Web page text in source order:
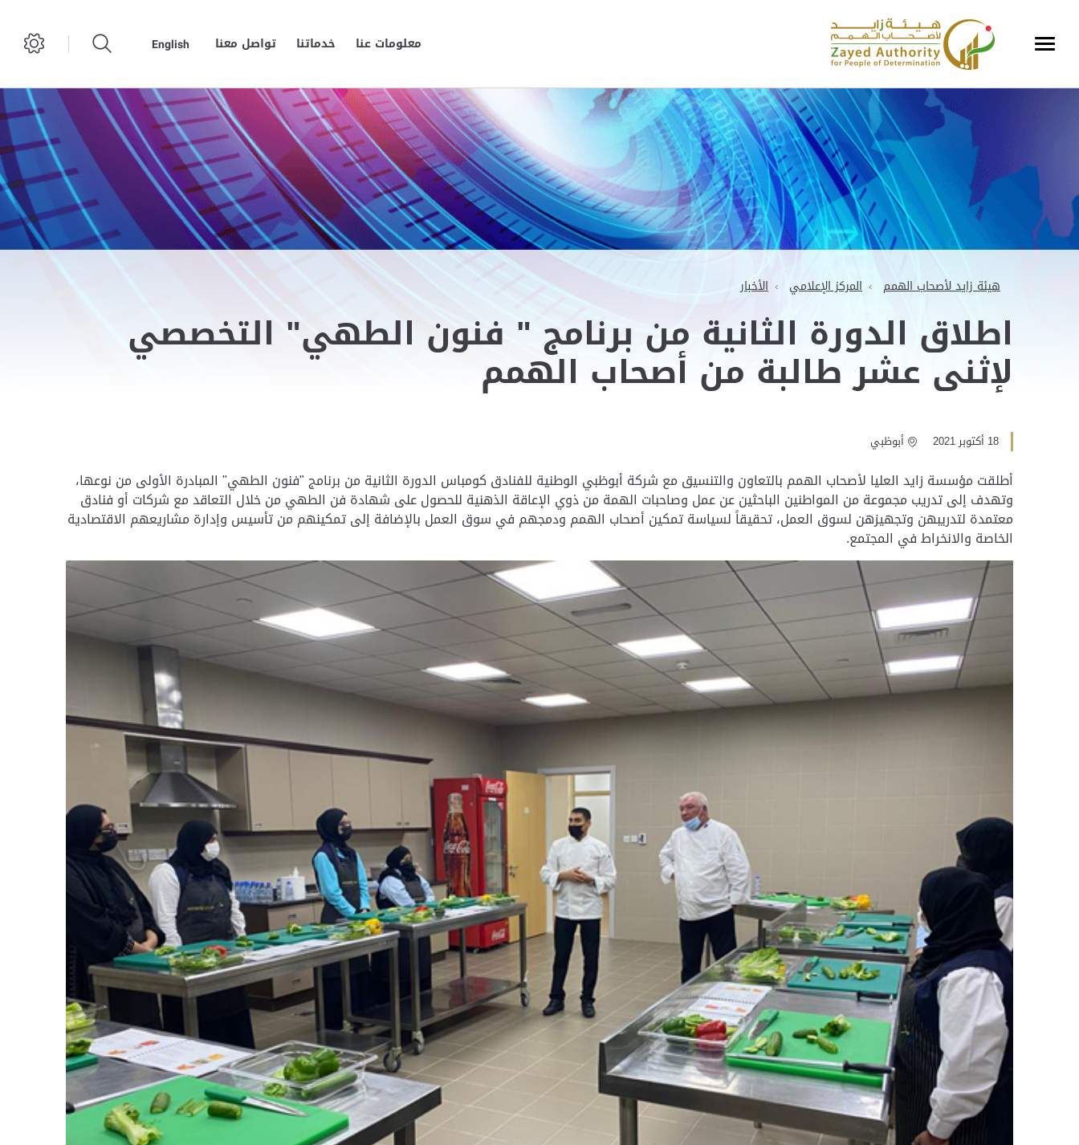
معلومات عنا خدماتنا تواصل معنا English
هيئة زايد لأصحاب الهمم المركز الإعلامي الأخبار
اطلاق الدورة الثانية من برنامج " فنون الطهي" التخصصي
لإثنى عشر طالبة من أصحاب الهمم
18 أكتوبر 2021 أبوظبي
أطلقت مؤسسة زايد العليا لأصحاب الهمم بالتعاون والتنسيق مع شركة أبوظبي الوطنية للفنادق كومباس الدورة الثانية من برنامج "فنون الطهي" المبادرة الأولى من نوعها،
وتهدف إلى تدريب مجموعة من المواطنين الباحثين عن عمل وصاحبات الهمة من ذوي الإعاقة الذهنية للحصول على شهادة فن الطهي من خلال التعاقد مع شركات أو فنادق
معتمدة لتدريبهن وتجهيزهن لسوق العمل، تحقيقاً لسياسة تمكين أصحاب الهمم ودمجهم في سوق العمل بالإضافة إلى تمكينهم من تأسيس وإدارة مشاريعهم الاقتصادية
الخاصة والانخراط في المجتمع.